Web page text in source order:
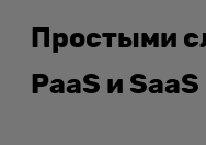
Простыми
PaaS и SaaS